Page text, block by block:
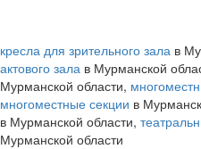
кресла для зрительного зала в
актового зала в Мурманской
Мурманской области,
многоместные секции в
в Мурманской области,
Мурманской области